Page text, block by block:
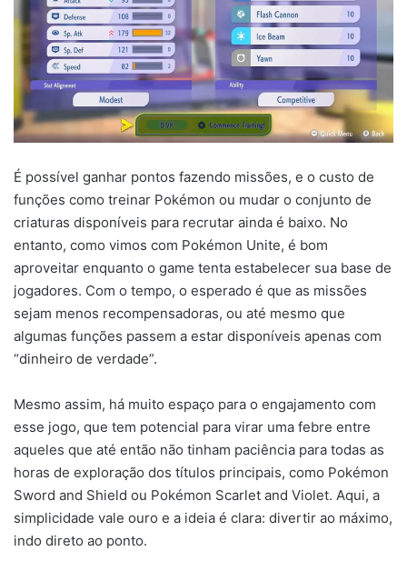
É possível ganhar pontos fazendo missões, e o custo de
funções como treinar Pokémon ou mudar o conjunto de
criaturas disponíveis para recrutar ainda é baixo. No
entanto, como vimos com Pokémon Unite, é bom
aproveitar enquanto o game tenta estabelecer sua base de
jogadores. Com o tempo, o esperado é que as missões
sejam menos recompensadoras, ou até mesmo que
algumas funções passem a estar disponíveis apenas com
“dinheiro de verdade”.
Mesmo assim, há muito espaço para o engajamento com
esse jogo, que tem potencial para virar uma febre entre
aqueles que até então não tinham paciência para todas as
horas de exploração dos títulos principais, como Pokémon
Sword and Shield ou Pokémon Scarlet and Violet. Aqui, a
simplicidade vale ouro e a ideia é clara: divertir ao máximo,
indo direto ao ponto.